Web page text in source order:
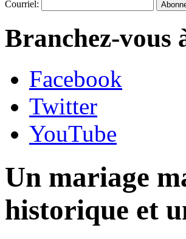
Courriel:
Branchez-vous
Facebook
Twitter
YouTube
Un mariage
historique et